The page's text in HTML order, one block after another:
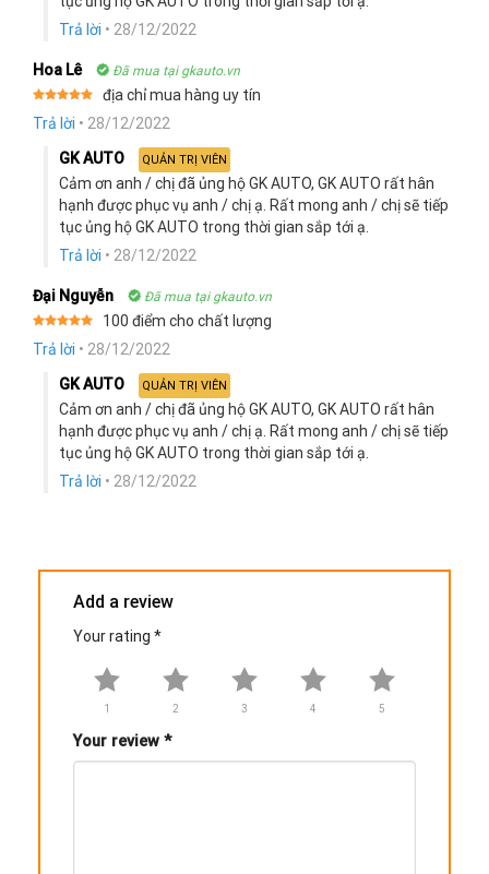
Trả lời • 28/12/2022
Hoa Lê Đã mua tại gkauto.vn
out of 5
địa chỉ mua hàng uy tín
Trả lời • 28/12/2022
GK AUTO
QUẢN TRỊ VIÊN
Cảm ơn anh / chị đã ủng hộ GK AUTO, GK AUTO rất hân
hạnh được phục vụ anh / chị ạ. Rất mong anh / chị sẽ tiếp
tục ủng hộ GK AUTO trong thời gian sắp tới ạ.
Trả lời • 28/12/2022
Đại Nguyễn Đã mua tại gkauto.vn
out of 5
100 điểm cho chất lượng
Trả lời • 28/12/2022
GK AUTO
QUẢN TRỊ VIÊN
Cảm ơn anh / chị đã ủng hộ GK AUTO, GK AUTO rất hân
hạnh được phục vụ anh / chị ạ. Rất mong anh / chị sẽ tiếp
tục ủng hộ GK AUTO trong thời gian sắp tới ạ.
Trả lời • 28/12/2022
Add a review
Your rating *
1 2 3 4 5
Your review *